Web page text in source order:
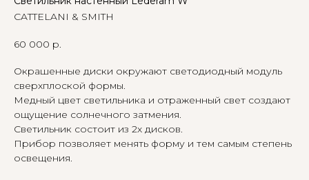
CATTELANI & SMITH
60 000 р.
Окрашенные диски окружают светодиодный модуль
сверхплоской формы.
Медный цвет светильника и отраженный свет создают
ощущение солнечного затмения.
Светильник состоит из 2х дисков.
Прибор позволяет менять форму и тем самым степень
освещения.